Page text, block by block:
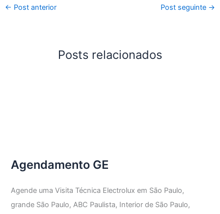
← Post anterior Post seguinte →
Posts relacionados
Agendamento GE
Agende uma Visita Técnica Electrolux em São Paulo,
grande São Paulo, ABC Paulista, Interior de São Paulo,